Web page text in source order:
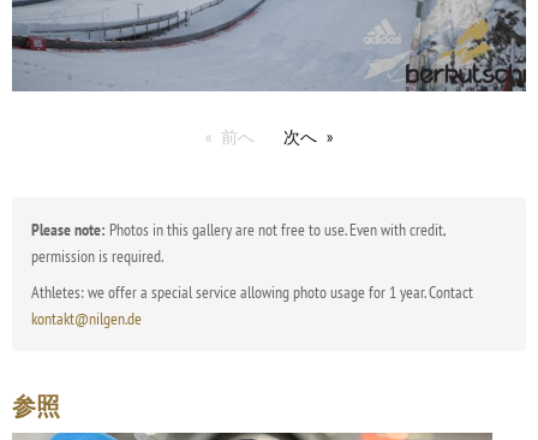
前へ 次へ
Please note: Photos in this gallery are not free to use. Even with credit,
permission is required.
Athletes: we offer a special service allowing photo usage for 1 year. Contact
kontakt@nilgen.de
参照